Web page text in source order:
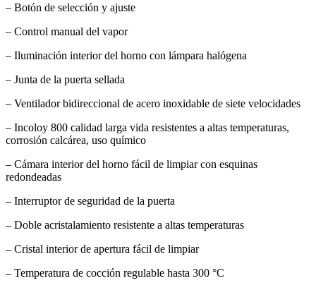
– Botón de selección y ajuste
– Control manual del vapor
– Iluminación interior del horno con lámpara halógena
– Junta de la puerta sellada
– Ventilador bidireccional de acero inoxidable de siete velocidades
– Incoloy 800 calidad larga vida resistentes a altas temperaturas,
corrosión calcárea, uso químico
– Cámara interior del horno fácil de limpiar con esquinas
redondeadas
– Interruptor de seguridad de la puerta
– Doble acristalamiento resistente a altas temperaturas
– Cristal interior de apertura fácil de limpiar
– Temperatura de cocción regulable hasta 300 °C